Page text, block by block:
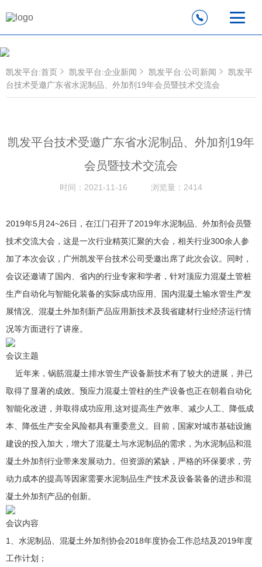
凯发平台:首页 凯发平台:企业新闻 凯发平台:公司新闻
凯发平
台技术受邀广东省水泥制品、外加剂19年会员暨技术交流会
凯发平台技术受邀广东省水泥制品、外加剂19年
会员暨技术交流会
时间： 2021-11-16 浏览量： 2414
2019年5月24~26日，在江门召开了2019年水泥制品、外加剂会员暨
技术交流大会，这是一次行业精英汇聚的大会，相关行业300余人参
加了本次会议，广州凯发平台技术公司受邀出席了此次会议。同时，
会议还邀请了国内、省内的行业专家和学者，针对顶应力混凝土管桩
生产自动化与智能化装备的实际成功应用、国内混凝土输水管生产发
展情况、混凝土外加剂新产品应用新技术及我省建材行业经济运行情
况等方面进行了讲座。
会议主题
近年来，锅筋混凝土排水管生产设备新技术有了较大的进展，并已
取得了显著的成效。预应力混凝土管柱的生产设备也正在朝着自动化
智能化改进，并取得成功应用,这对提高生产效率、减少人工、降低成
本、降低生产安全风险都具有重委意义。目前，国家对城市基础设施
建设的投入加大，增大了混凝土与水泥制品的需求，为水泥制品和混
凝土外加剂行业带来发展动力。但资源的紧缺，严格的环保要求，劳
动力成本的提高等因家需要水泥制品生产技术及设备装备的进步和混
凝土外加剂产品的创新。
会议内容
1、水泥制品、混凝土外加剂协会2018年度协会工作总结及2019年度
工作计划；